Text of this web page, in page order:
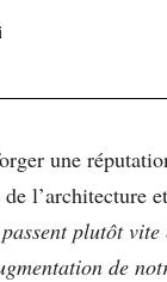
une
plutôt vite
de